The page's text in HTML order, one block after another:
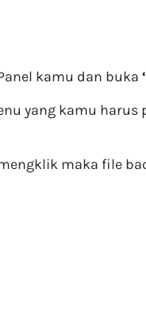
kamu dan buka
yang kamu harus
maka file